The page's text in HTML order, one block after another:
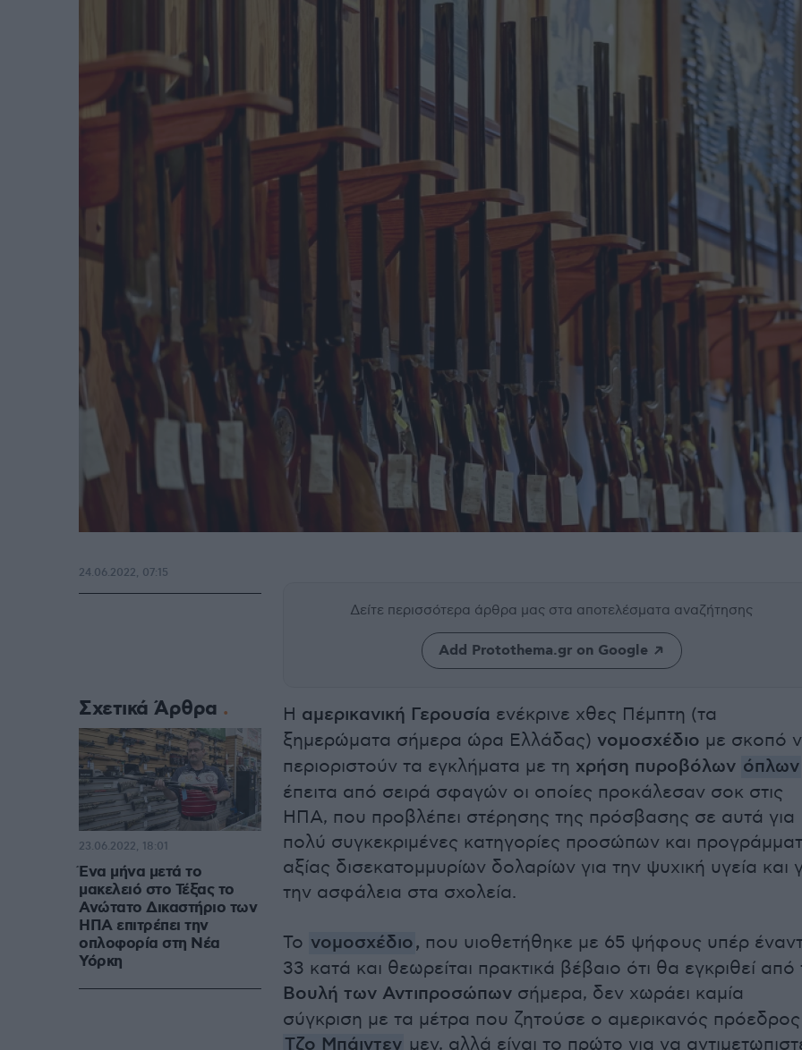
Δείτε περισσότερα άρθρα μας στα αποτελέσματα αναζήτησης
Add Protothema.gr on Google
Η αμερικανική Γερουσία ενέκρινε χθες Πέμπτη (τα
ξημερώματα σήμερα ώρα Ελλάδας) νομοσχέδιο με σκοπό
περιοριστούν τα εγκλήματα με τη χρήση πυροβόλων όπλων
έπειτα από σειρά σφαγών οι οποίες προκάλεσαν σοκ στις
ΗΠΑ, που προβλέπει στέρησης της πρόσβασης σε αυτά για
πολύ συγκεκριμένες κατηγορίες προσώπων και
αξίας δισεκατομμυρίων δολαρίων για την ψυχική υγεία και
την ασφάλεια στα σχολεία.
Το νομοσχέδιο, που υιοθετήθηκε με 65 ψήφους υπέρ
33 κατά και θεωρείται πρακτικά βέβαιο ότι θα εγκριθεί από
Βουλή των Αντιπροσώπων σήμερα, δεν χωράει καμία
σύγκριση με τα μέτρα που ζητούσε ο αμερικανός πρόεδρος
Τζο Μπάιντεν μεν, αλλά είναι το πρώτο για να
24.06.2022, 07:15
Σχετικά Άρθρα
Ένα μήνα μετά το
μακελειό στο Τέξας το
Ανώτατο Δικαστήριο των
ΗΠΑ επιτρέπει την
οπλοφορία στη Νέα
Υόρκη
23.06.2022, 18:01